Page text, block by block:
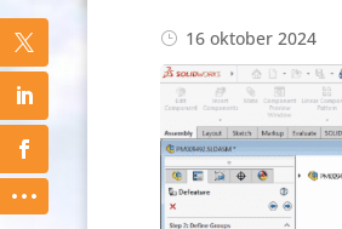
16 oktober 2024